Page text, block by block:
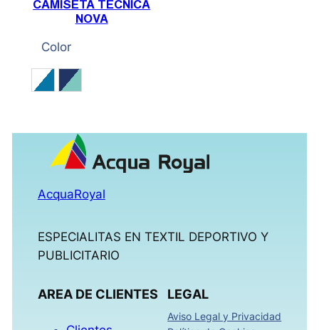
CAMISETA TÉCNICA
NOVA
Color
Blanco / Azul acqua
Marino / Verde piscina
AcquaRoyal
ESPECIALITAS EN TEXTIL DEPORTIVO Y
PUBLICITARIO
AREA DE CLIENTES LEGAL
Aviso Legal y Privacidad